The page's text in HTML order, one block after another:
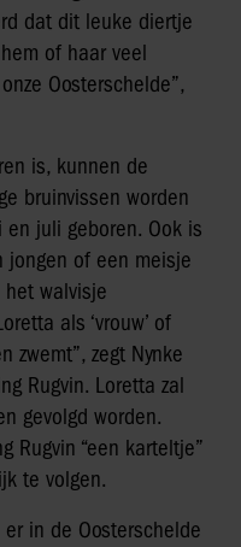
dat dit leuke diertje
of haar veel
Oosterschelde”,
is, kunnen de
bruinvissen worden
juli geboren. Ook is
of een meisje
het walvisje
als ‘vrouw’ of
zwemt”, zegt Nynke
Rugvin. Loretta zal
gevolgd worden.
Rugvin “een karteltje”
te volgen.
in de Oosterschelde